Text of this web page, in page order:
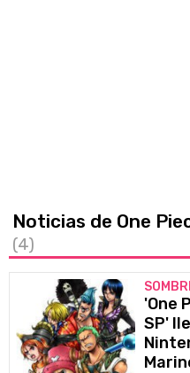
Noticias de One
(4)
'One
SP'